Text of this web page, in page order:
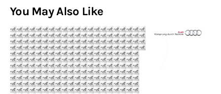
You May Also Like